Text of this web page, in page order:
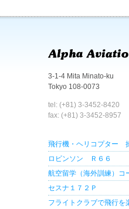
3-1-4 Mita Minato-ku
Tokyo 108-0073
tel: (+81) 3-3452-8420
fax: (+81) 3-3452-8957
飛行機・ヘリコプター
ロビンソン Ｒ６６
航空留学（海外訓練）コ
セスナ１７２Ｐ
フライトクラブで飛行を